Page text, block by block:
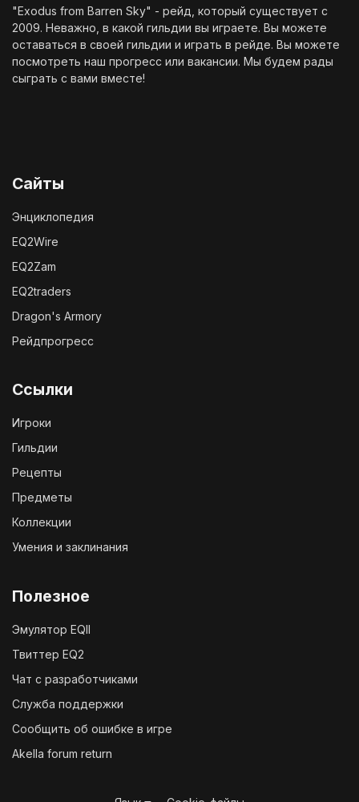
"Exodus from Barren Sky" - рейд, который существует с
2009. Неважно, в какой гильдии вы играете. Вы можете
оставаться в своей гильдии и играть в рейде. Вы можете
посмотреть наш прогресс или вакансии. Мы будем рады
сыграть с вами вместе!
Сайты
Энциклопедия
EQ2Wire
EQ2Zam
EQ2traders
Dragon's Armory
Рейдпрогресс
Ссылки
Игроки
Гильдии
Рецепты
Предметы
Коллекции
Умения и заклинания
Полезное
Эмулятор EQII
Твиттер EQ2
Чат с разработчиками
Служба поддержки
Сообщить об ошибке в игре
Akella forum return